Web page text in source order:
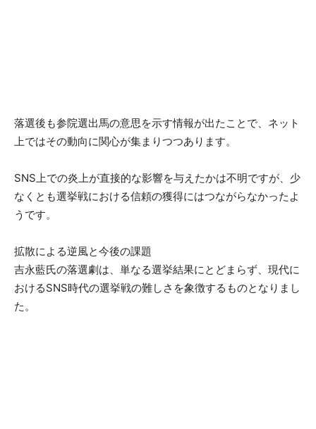
落選後も参院選出馬の意思を示す情報が出たことで、ネット
上ではその動向に関心が集まりつつあります。
SNS上での炎上が直接的な影響を与えたかは不明ですが、少
なくとも選挙戦における信頼の獲得にはつながらなかったよ
うです。
拡散による逆風と今後の課題
吉永藍氏の落選劇は、単なる選挙結果にとどまらず、現代に
おけるSNS時代の選挙戦の難しさを象徴するものとなりまし
た。